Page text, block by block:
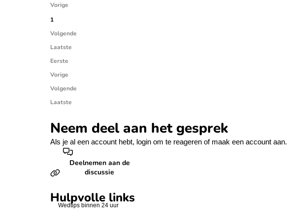
Vorige
1
Volgende
Laatste
Eerste
Vorige
Volgende
Laatste
Neem deel aan het gesprek
Als je al een account hebt, login om te reageren of maak een account aan.
Deelnemen aan de
discussie
Hulpvolle links
Wedtips binnen 24 uur